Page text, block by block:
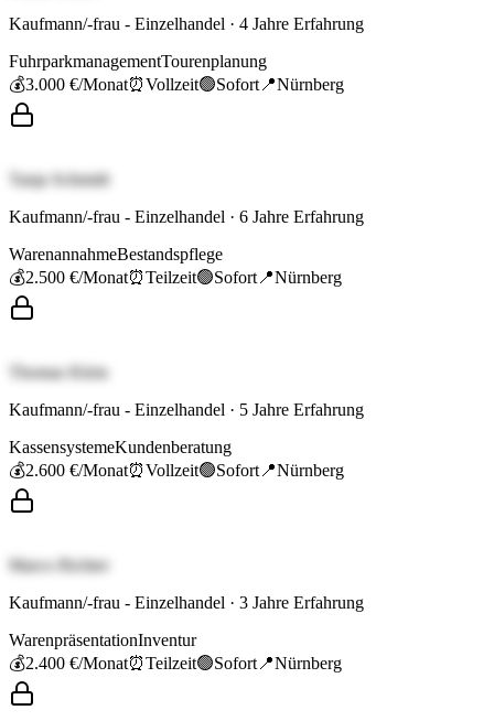
Kaufmann/-frau - Einzelhandel · 4 Jahre Erfahrung
FuhrparkmanagementTourenplanung
💰3.000 €/Monat⏰Vollzeit🟢Sofort 📍Nürnberg
Tanja Schmidt
Kaufmann/-frau - Einzelhandel · 6 Jahre Erfahrung
WarenannahmeBestandspflege
💰2.500 €/Monat⏰Teilzeit🟢Sofort 📍Nürnberg
Thomas Klein
Kaufmann/-frau - Einzelhandel · 5 Jahre Erfahrung
KassensystemeKundenberatung
💰2.600 €/Monat⏰Vollzeit🟢Sofort 📍Nürnberg
Marco Richter
Kaufmann/-frau - Einzelhandel · 3 Jahre Erfahrung
WarenpräsentationInventur
💰2.400 €/Monat⏰Teilzeit🟢Sofort 📍Nürnberg